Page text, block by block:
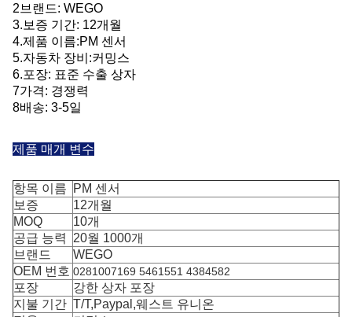
2브랜드: WEGO
3. 보증 기간: 12개월
4.제품 이름:PM 센서
5.자동차 장비:커밍스
6.포장: 표준 수출 상자
7가격: 경쟁력
8배송: 3-5일
제품 매개 변수
항목 이름
PM 센서
보증
12개월
MOQ
10개
공급 능력
20월 1000개
브랜드
WEGO
OEM 번호 0281007169 5461551 4384582
포장
강한 상자 포장
지불 기간 T/T,Paypal,웨스트 유니온